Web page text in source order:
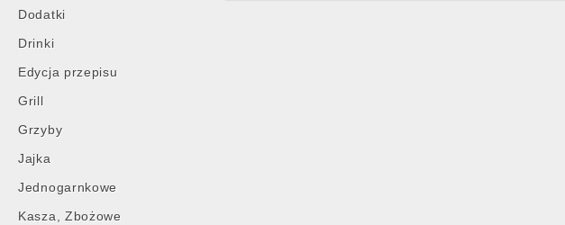
Dodatki
Drinki
Edycja przepisu
Grill
Grzyby
Jajka
Jednogarnkowe
Kasza, Zbożowe